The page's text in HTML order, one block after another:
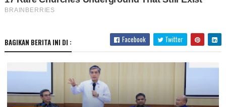
BAGIKAN BERITA INI DI : Facebook Twitter